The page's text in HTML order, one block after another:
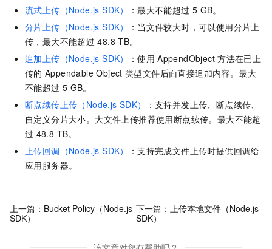
流式上传（Node.js SDK）
：最大不能超过 5 GB。
分片上传（Node.js SDK）
：当文件较大时，可以使用分片上
传，最大不能超过 48.8 TB。
追加上传（Node.js SDK）
：使用 AppendObject 方法在已上
传的 Appendable Object 类型文件后面直接追加内容。最大
不能超过 5 GB。
断点续传上传（Node.js SDK）
：支持并发上传、断点续传、
自定义分片大小。大文件上传推荐使用断点续传。最大不能超
过 48.8 TB。
上传回调（Node.js SDK）
：支持完成文件上传时提供回调给
应用服务器。
上一篇： Bucket Policy（Node.js
SDK）
下一篇： 上传本地文件（Node.js
SDK）